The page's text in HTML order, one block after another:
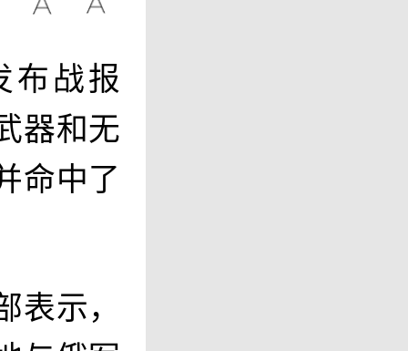
布战报
器和无
命中了
示，